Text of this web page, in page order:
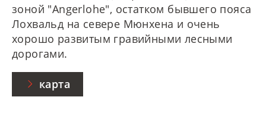
зоной "Angerlohe", остатком бывшего пояса
Лохвальд на севере Мюнхена и очень
хорошо развитым гравийными лесными
дорогами.
карта